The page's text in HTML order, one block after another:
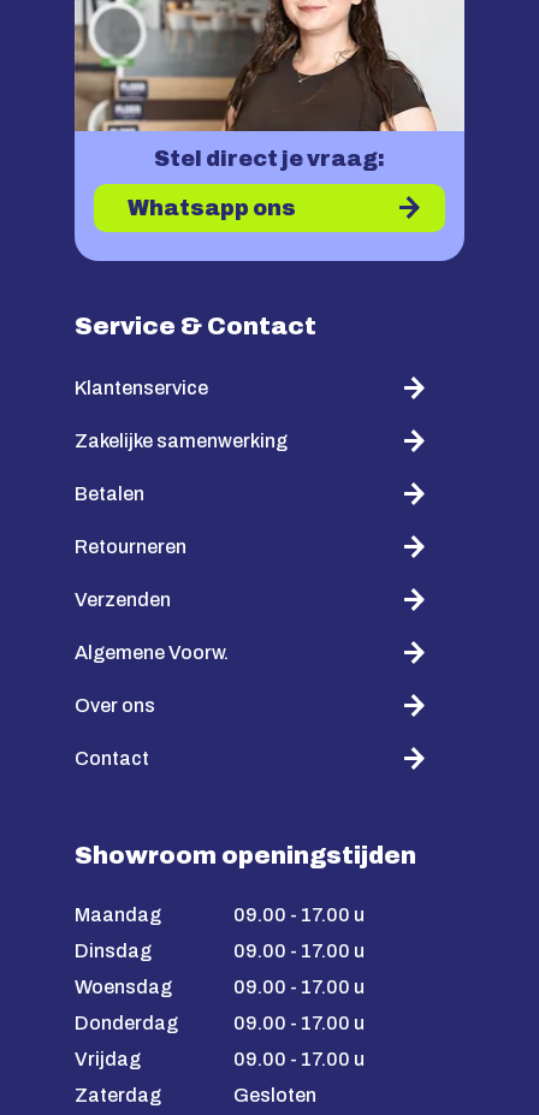
Stel direct je vraag:
Whatsapp ons
Service & Contact
Klantenservice
Zakelijke samenwerking
Betalen
Retourneren
Verzenden
Algemene Voorw.
Over ons
Contact
Showroom openingstijden
Maandag
09.00 - 17.00 u
Dinsdag
09.00 - 17.00 u
Woensdag
09.00 - 17.00 u
Donderdag
09.00 - 17.00 u
Vrijdag
09.00 - 17.00 u
Zaterdag
Gesloten